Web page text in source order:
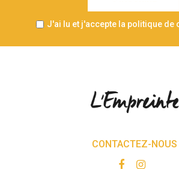
J'ai lu et j'accepte la politique de
CONTACTEZ-NOUS